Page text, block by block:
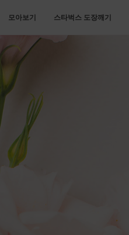
모아보기 스타벅스 도장깨기